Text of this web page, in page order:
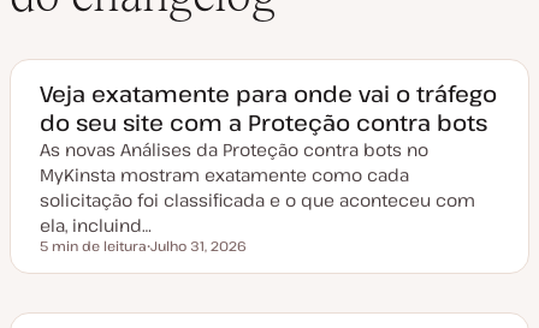
Veja exatamente para onde vai o tráfego
do seu site com a Proteção contra bots
As novas Análises da Proteção contra bots no
MyKinsta mostram exatamente como cada
solicitação foi classificada e o que aconteceu com
ela, incluind…
Tempo de leitura
5 min de leitura
a
Julho 31, 2026